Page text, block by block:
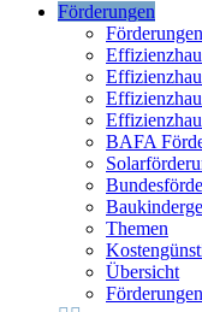
Förderungen
Förderungen
BAFA
Themen
Übersicht